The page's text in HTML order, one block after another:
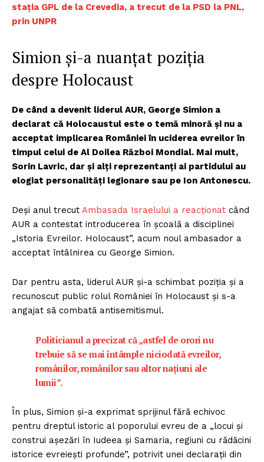
stația GPL de la Crevedia, a trecut de la PSD la PNL,
prin UNPR
Simion și-a nuanțat poziția
despre Holocaust
De când a devenit liderul AUR, George Simion a
declarat că Holocaustul este o temă minoră și nu a
acceptat implicarea României în uciderea evreilor în
timpul celui de Al Doilea Război Mondial. Mai mult,
Sorin Lavric, dar și alți reprezentanți ai partidului au
elogiat personalități legionare sau pe Ion Antonescu.
Deși anul trecut Ambasada Israelului a reacționat când
AUR a contestat introducerea în școală a disciplinei
„Istoria Evreilor. Holocaust”, acum noul ambasador a
acceptat întâlnirea cu George Simion.
Dar pentru asta, liderul AUR și-a schimbat poziția și a
recunoscut public rolul României în Holocaust și s-a
angajat să combată antisemitismul.
Politicianul a precizat că „astfel de orori nu
trebuie să se mai întâmple niciodată evreilor,
românilor, românilor sau altor națiuni ale
lumii”.
În plus, Simion și-a exprimat sprijinul fără echivoc
pentru dreptul istoric al poporului evreu de a „locui și
construi așezări în Iudeea și Samaria, regiuni cu rădăcini
istorice evreiești profunde”, potrivit unei declarații din